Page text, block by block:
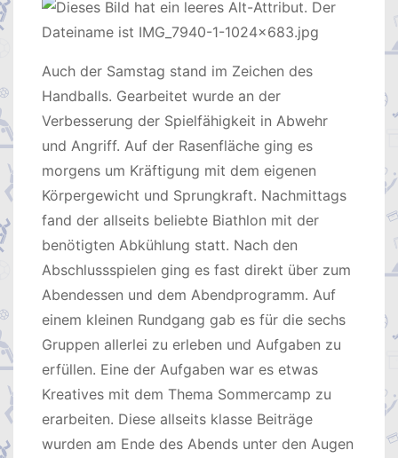
Auch der Samstag stand im Zeichen des
Handballs. Gearbeitet wurde an der
Verbesserung der Spielfähigkeit in Abwehr
und Angriff. Auf der Rasenfläche ging es
morgens um Kräftigung mit dem eigenen
Körpergewicht und Sprungkraft. Nachmittags
fand der allseits beliebte Biathlon mit der
benötigten Abkühlung statt. Nach den
Abschlussspielen ging es fast direkt über zum
Abendessen und dem Abendprogramm. Auf
einem kleinen Rundgang gab es für die sechs
Gruppen allerlei zu erleben und Aufgaben zu
erfüllen. Eine der Aufgaben war es etwas
Kreatives mit dem Thema Sommercamp zu
erarbeiten. Diese allseits klasse Beiträge
wurden am Ende des Abends unter den Augen